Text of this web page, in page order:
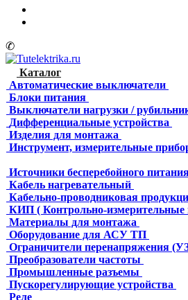
✆
Каталог
Автоматические выключатели
Блоки питания
Выключатели нагрузки /
Дифференциальные устройства
Изделия для монтажа
Инструмент, измерительные
Источники бесперебойного
Кабель нагревательный
Кабельно-проводниковая
КИП ( Контрольно-
Материалы для монтажа
Оборудование для АСУ ТП
Ограничители перенапряжения
Преобразователи частоты
Промышленные разъемы
Пускорегулирующие устройства
Реле